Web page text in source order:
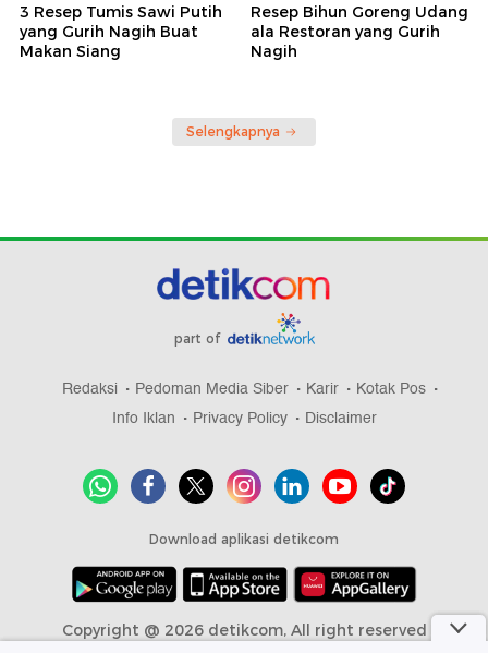
3 Resep Tumis Sawi Putih
yang Gurih Nagih Buat
Makan Siang
Resep Bihun Goreng Udang
ala Restoran yang Gurih
Nagih
Selengkapnya
part of
Redaksi Pedoman Media Siber Karir
Kotak Pos
Info Iklan
Privacy Policy Disclaimer
Download aplikasi detikcom
Copyright @ 2026 detikcom, All right reserved